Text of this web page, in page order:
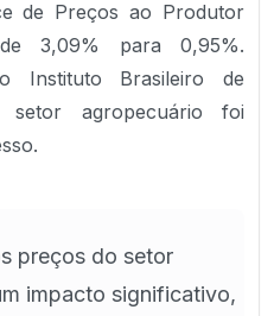
de Preços ao Produtor
3,09% para 0,95%.
Instituto Brasileiro de
agropecuário foi
preços do setor
impacto significativo,